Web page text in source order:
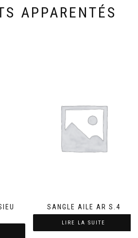
APPARENTÉS
SANGLE AILE AR S.4
LIRE LA SUITE